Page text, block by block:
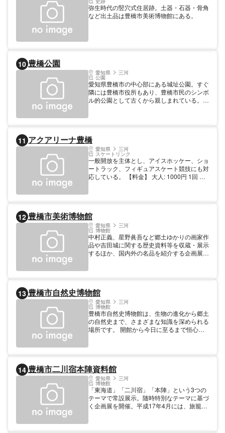
一里塚・名勝「どんがめ」・三遠国境景勝地
「嵩山七曲り」等、往時の面影が色濃く残っ
ており、四季を通じてハイキング・森林浴・
弥生時代の竪穴式住居跡。土器・石器・骨角
など出土品は豊橋市美術博物館にある。
10 豊橋公園
愛知県 三河
公園
愛知県豊橋市の中心部にある城址公園。すぐ
隣には豊橋市役所もあり、豊橋市民のシンボ
ル的公園として古くから親しまれている。
「豊橋まつり」や「炎の祭典」、納涼祭りな
ど一年を通じて様々なイベントが開催されて
いる。豊橋鉄道東田本線市役所前又は豊橋公
園前から徒歩5分。
11 アクアリーナ豊橋
愛知県 三河
スケートリンク
一般開放を主体とし、アイスホッケー、ショ
ートラック、フィギュアスケート競技にも対
応している。 【料金】 大人: 1000円 1回 子
12 豊橋市美術博物館
愛知県 三河
博物館
中村正義、星野眞吾など郷土ゆかりの画家作
品や吉田城に関する歴史資料等を収蔵・展示
するほか、国内外の名品を紹介する企画展を
13 豊橋市自然史博物館
愛知県 三河
博物館
豊橋市自然史博物館は、生物の進化から郷土
の自然史まで、さまざまな知識を深められる
場所です。 開館から今日に至るまで恒心に
イトの化石など、直接触れて観察できるもの
も含まれています。また、日本最大級のスク
リーンを誇る大型映像シアターでは、恐竜や
自然に関する興味深い番組が上映されてお
り、自然史博物館を訪れた人々に深い感動と
学びを提供しています。さらに、10体の実
14 豊橋市二川宿本陣資料館
愛知県 三河
博物館
「東海道」「二川宿」「本陣」という3つの
テーマで常設展示。随時特別なテーマに基づ
く企画展を開催。平成17年4月には、旅籠屋